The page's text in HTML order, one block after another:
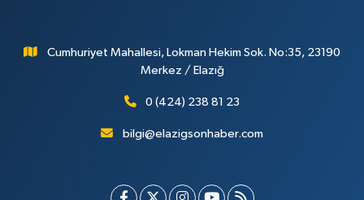
Cumhuriyet Mahallesi, Lokman Hekim Sok. No:35, 23190
Merkez / Elazığ
0 (424) 238 81 23
bilgi@elazigsonhaber.com